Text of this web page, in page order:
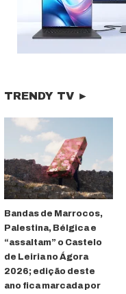
TRENDY TV ►
Bandas de Marrocos,
Palestina, Bélgica e
“assaltam” o Castelo
de Leiria no Ágora
2026; edição deste
ano fica marcada por